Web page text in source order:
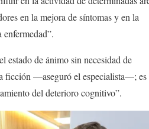
en la mejora de síntomas y en la
estado de ánimo sin necesidad de
ficción —aseguró el especialista—; es
del deterioro cognitivo”.